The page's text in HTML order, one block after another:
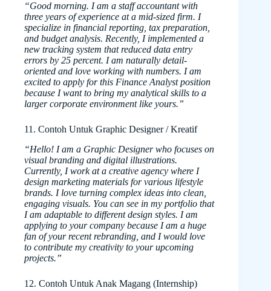
“Good morning. I am a staff accountant with
three years of experience at a mid-sized firm. I
specialize in financial reporting, tax preparation,
and budget analysis. Recently, I implemented a
new tracking system that reduced data entry
errors by 25 percent. I am naturally detail-
oriented and love working with numbers. I am
excited to apply for this Finance Analyst position
because I want to bring my analytical skills to a
larger corporate environment like yours.”
11. Contoh Untuk Graphic Designer / Kreatif
“Hello! I am a Graphic Designer who focuses on
visual branding and digital illustrations.
Currently, I work at a creative agency where I
design marketing materials for various lifestyle
brands. I love turning complex ideas into clean,
engaging visuals. You can see in my portfolio that
I am adaptable to different design styles. I am
applying to your company because I am a huge
fan of your recent rebranding, and I would love
to contribute my creativity to your upcoming
projects.”
12. Contoh Untuk Anak Magang (Internship)